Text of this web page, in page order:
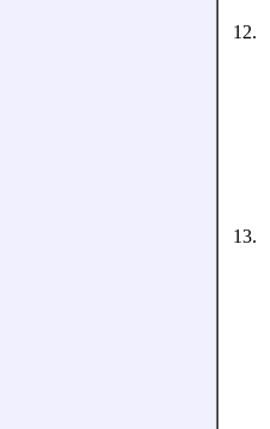
12.
13.